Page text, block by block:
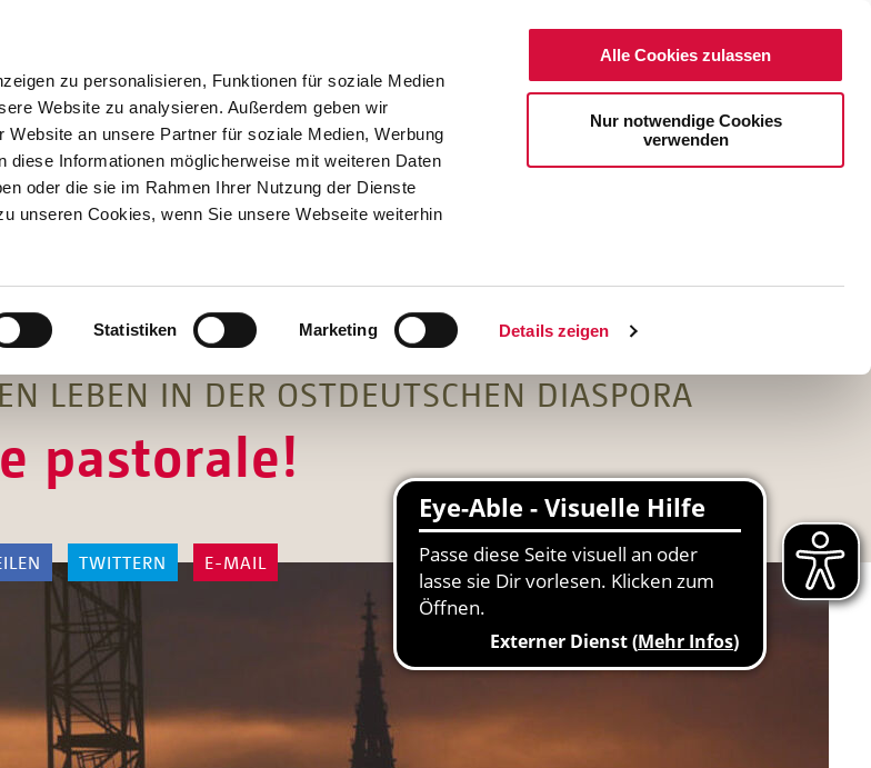
zu personalisieren, Funktionen für soziale Medien
Website zu analysieren. Außerdem geben wir
an unsere Partner für soziale Medien, Werbung
diese Informationen möglicherweise mit weiteren Daten
oder die sie im Rahmen Ihrer Nutzung der Dienste
unseren Cookies, wenn Sie unsere Webseite weiterhin
Statistiken Marketing Details zeigen
Alle Cookies zulassen
Nur notwendige Cookies
verwenden
LEBEN IN DER OSTDEUTSCHEN DIASPORA
pastorale!
TWITTERN E-MAIL